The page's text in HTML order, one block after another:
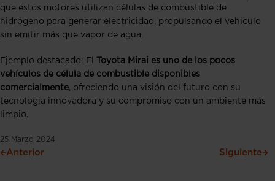
que estos motores utilizan células de combustible de
hidrógeno para generar electricidad, propulsando el vehículo
sin emitir más que vapor de agua.
Ejemplo destacado: El
Toyota Mirai es uno de los pocos
vehículos de célula de combustible disponibles
comercialmente, ofreciendo una visión del futuro con su
tecnología innovadora y su compromiso con un ambiente más
limpio.
25 Marzo 2024
Anterior Siguiente